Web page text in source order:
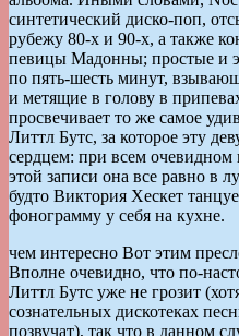
синтетический диско-поп,
рубежу 80-х и 90-х, а также
певицы Мадонны; простые и
по пять-шесть минут,
и метящие в голову в
просвечивает то же самое
Литтл Бутс, за которое эту
сердцем: при всем очевидном
этой записи она все равно в
будто Виктория Хескет
фонограмму у себя на кухне.
чем интересно Вот этим
Вполне очевидно, что по-
Литтл Бутс уже не грозит
сознательных дискотеках
позвучат), так что в данном